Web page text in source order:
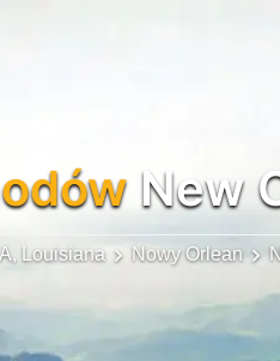
New
Louisiana Nowy Orlean